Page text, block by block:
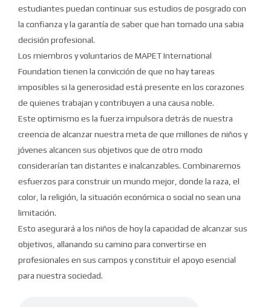
estudiantes puedan continuar sus estudios de posgrado con
la confianza y la garantía de saber que han tomado una sabia
decisión profesional.
Los miembros y voluntarios de MAPET International
Foundation tienen la convicción de que no hay tareas
imposibles si la generosidad está presente en los corazones
de quienes trabajan y contribuyen a una causa noble.
Este optimismo es la fuerza impulsora detrás de nuestra
creencia de alcanzar nuestra meta de que millones de niños y
jóvenes alcancen sus objetivos que de otro modo
considerarían tan distantes e inalcanzables. Combinaremos
esfuerzos para construir un mundo mejor, donde la raza, el
color, la religión, la situación económica o social no sean una
limitación.
Esto asegurará a los niños de hoy la capacidad de alcanzar sus
objetivos, allanando su camino para convertirse en
profesionales en sus campos y constituir el apoyo esencial
para nuestra sociedad.